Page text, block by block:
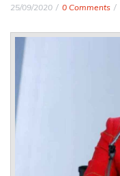
25/09/2020 0 Comments